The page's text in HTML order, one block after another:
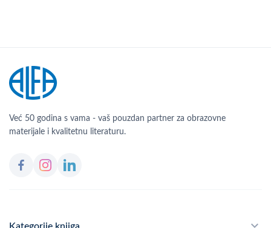
Već 50 godina s vama - vaš pouzdan partner za obrazovne
materijale i kvalitetnu literaturu.
Kategorije knjiga